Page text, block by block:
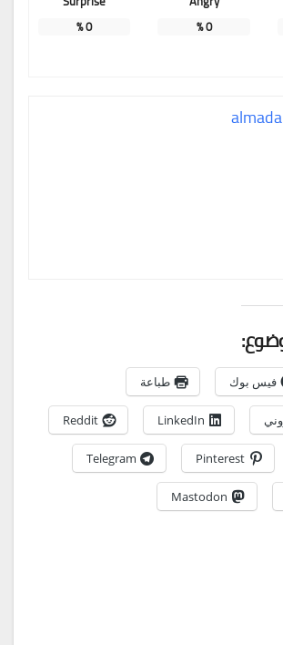
0
%
0
%
فيس بوك طباعة
LinkedIn
Reddit
Pinterest
Telegram
Mastodon